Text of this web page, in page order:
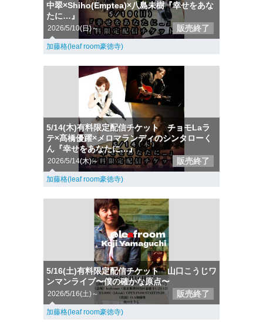
中翠×Shiho(Emptea)×八島未樹『幸せをあな
たに…』
2026/5/10(日)～ 販売終了
加藤格(leaf room豪徳寺)
5/14(木)有料限定配信チケット チョモLaラ
テ×髙橋優躍×メロマランディのシンタローく
ん『幸せをあなたに…』
2026/5/14(木)～ 販売終了
加藤格(leaf room豪徳寺)
5/16(土)有料限定配信チケット 山口こうじワ
ンマンライブ〜僕の確かな原点〜
2026/5/16(土)～ 販売終了
加藤格(leaf room豪徳寺)